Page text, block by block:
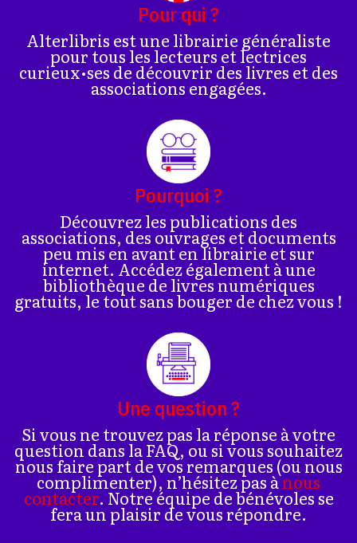
Pour qui ?
Alterlibris est une librairie généraliste
pour tous les lecteurs et lectrices
curieux•ses de découvrir des livres et des
associations engagées.
Pourquoi ?
Découvrez les publications des
associations, des ouvrages et documents
peu mis en avant en librairie et sur
internet. Accédez également à une
bibliothèque de livres numériques
gratuits, le tout sans bouger de chez vous !
Une question ?
Si vous ne trouvez pas la réponse à votre
question dans la FAQ, ou si vous souhaitez
nous faire part de vos remarques (ou nous
complimenter), n’hésitez pas ànous
contacter. Notre équipe de bénévoles se
fera un plaisir de vous répondre.